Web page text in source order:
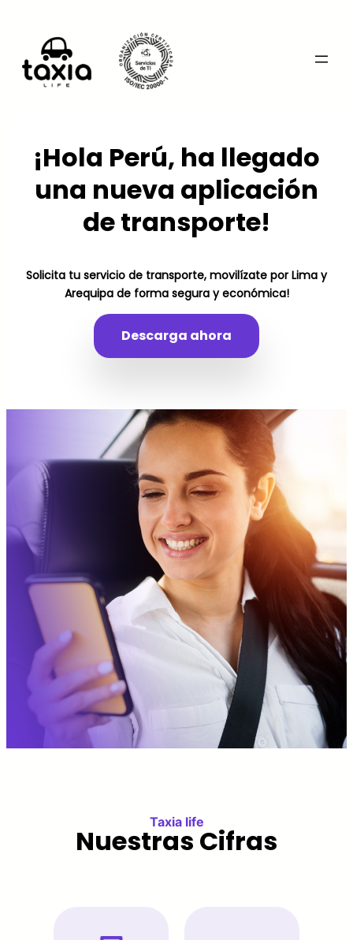
contenido
¡Hola Perú, ha llegado
una nueva aplicación
de transporte!
Solicita tu servicio de transporte, movilízate por Lima y
Arequipa de forma segura y económica!
Descarga ahora
Taxia life
Nuestras Cifras